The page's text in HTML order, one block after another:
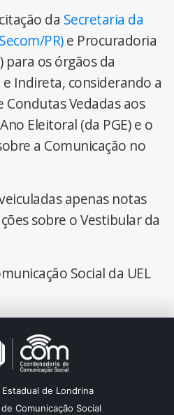
da Secretaria da
PR)e Procuradoria
para os órgãos da
Indireta, considerando a
Condutas Vedadas aos
Eleitoral (da PGE) e o
a Comunicação no
apenas notas
sobre o Vestibular da
Social da UEL
de Londrina
Comunicação Social